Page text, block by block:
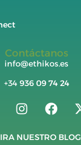
Contáctanos
info@ethikos.es
+34 936 09 74 24
NUESTRO BLOG